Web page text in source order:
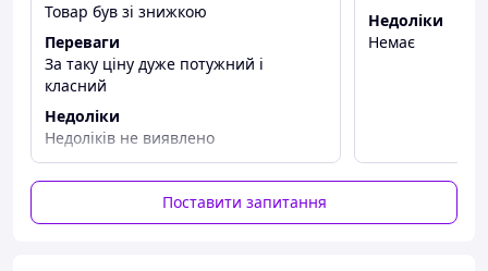
Фен Gemei – це професійний та надійний інструмент
для швидкої сушки та укладки волосся. Компактний і
потужний, він оснащений двома режимами нагріву та
двома швидкостями повітряного потоку, що дозволяє
підлаштувати його роботу до будь-якого типу волосся.
зберігаючи її форму на весь день. Фен має
ергономічний дизайн, зручну ручку, а також знімну
Товар був зі знижкою
Переваги
За таку ціну дуже потужний і
класний
Недоліки
Недоліків не виявлено
Недоліки
Немає
Поставити запитання